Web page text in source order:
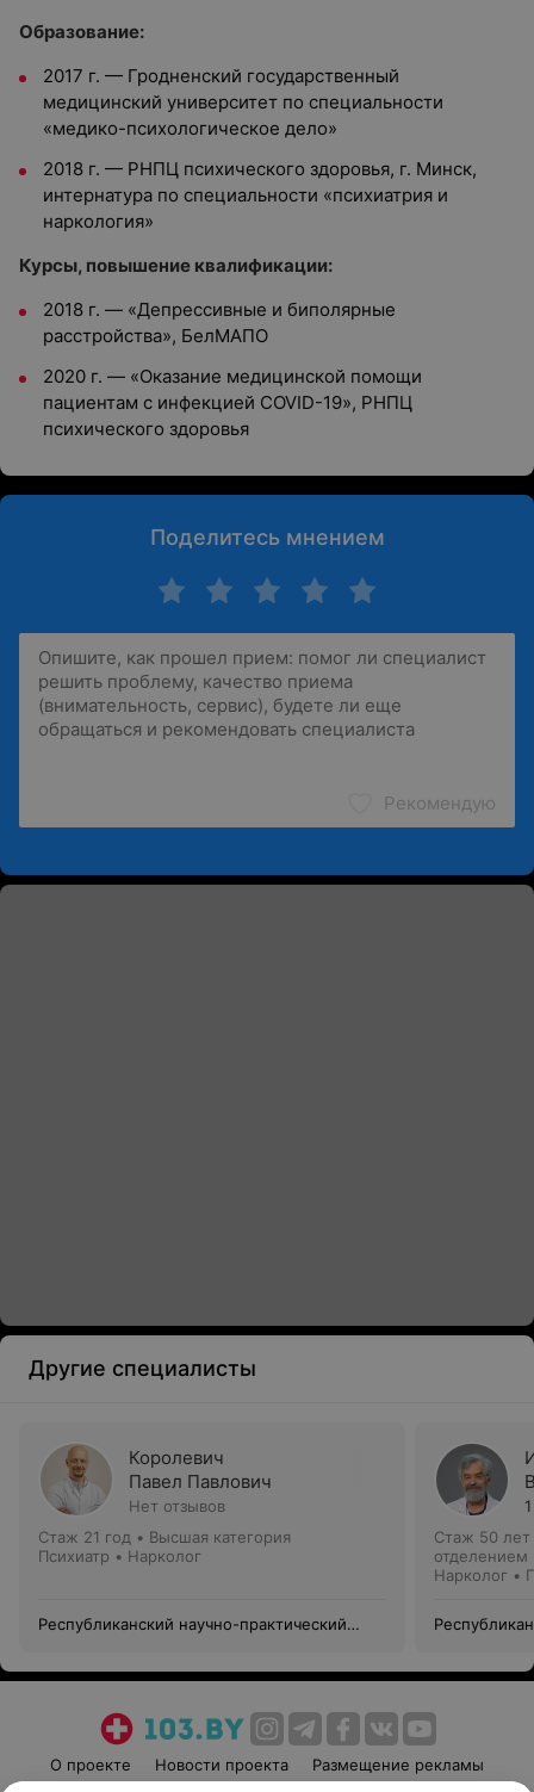
Образование:
2017 г. — Гродненский государственный
медицинский университет по специальности
«медико-психологическое дело»
2018 г. — РНПЦ психического здоровья, г. Минск,
интернатура по специальности «психиатрия и
наркология»
Курсы, повышение квалификации:
2018 г. — «Депрессивные и биполярные
расстройства», БелМАПО
2020 г. — «Оказание медицинской помощи
пациентам с инфекцией COVID-19», РНПЦ
психического здоровья
Поделитесь мнением
Рекомендую
Другие специалисты
Королевич
Павел Павлович
Нет отзывов
Стаж 21 год • Высшая категория
Психиатр • Нарколог
Республиканский научно-практический
Стаж 50 лет
отделением
Нарколог •
О проекте Новости проекта
Размещение рекламы